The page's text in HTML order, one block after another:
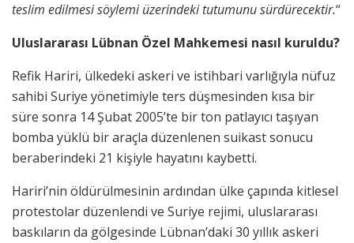
teslim edilmesi söylemi üzerindeki tutumunu sürdürecektir.“
Uluslararası Lübnan Özel Mahkemesi nasıl kuruldu?
Refik Hariri, ülkedeki askeri ve istihbari varlığıyla nüfuz
sahibi Suriye yönetimiyle ters düşmesinden kısa bir
süre sonra 14 Şubat 2005’te bir ton patlayıcı taşıyan
bomba yüklü bir araçla düzenlenen suikast sonucu
beraberindeki 21 kişiyle hayatını kaybetti.
Hariri’nin öldürülmesinin ardından ülke çapında kitlesel
protestolar düzenlendi ve Suriye rejimi, uluslararası
baskıların da gölgesinde Lübnan’daki 30 yıllık askeri